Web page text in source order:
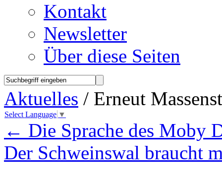
Kontakt
Newsletter
Über diese Seiten
Aktuelles / Erneut
Select Language ▼
← Die Sprache des Moby
Der Schweinswal braucht